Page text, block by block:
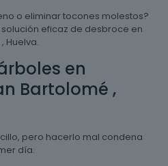
o eliminar tocones molestos?
eficaz de desbroce en
Huelva.
en
Bartolomé ,
pero hacerlo mal condena
día.